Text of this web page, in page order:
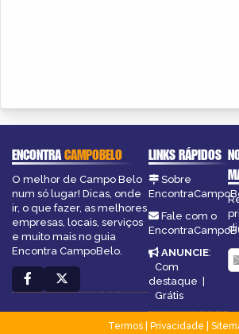
ENCONTRACAMPOBELO
O melhor de Campo Belo
num só lugar! Dicas, onde
ir, o que fazer, as melhores
empresas, locais, serviços
e muito mais no guia
Encontra CampoBelo.
LINKS RÁPIDOS
Sobre
Fale com o
ANUNCIE:
Com
destaque |
Grátis
Termos| Privacidade